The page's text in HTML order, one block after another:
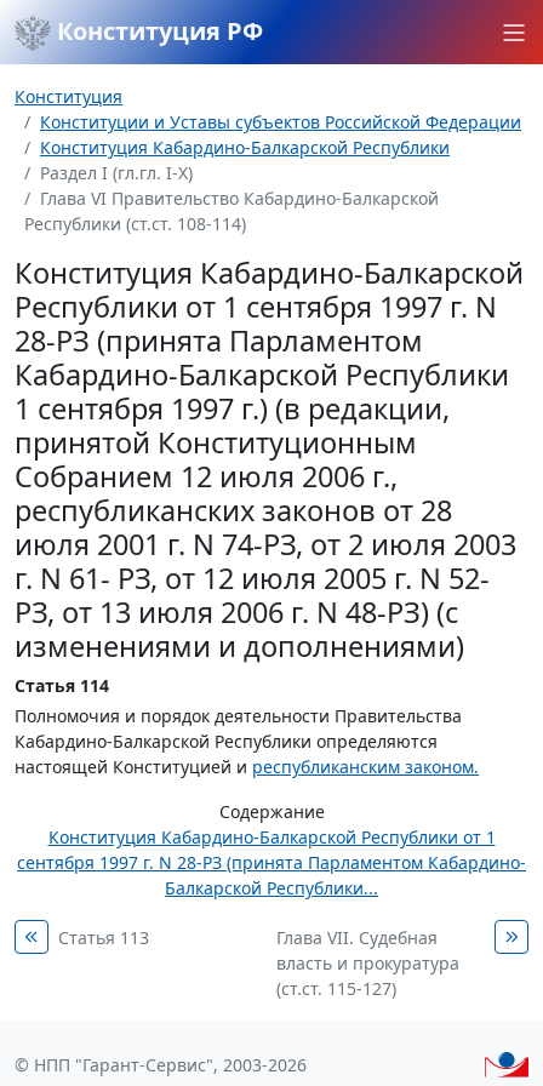
Конституция РФ
Конституция
Конституции и Уставы субъектов Российской Федерации
Конституция Кабардино-Балкарской Республики
Раздел I (гл.гл. I-X)
Глава VI Правительство Кабардино-Балкарской
Республики (ст.ст. 108-114)
Конституция Кабардино-Балкарской
Республики от 1 сентября 1997 г. N
28-РЗ (принята Парламентом
Кабардино-Балкарской Республики
1 сентября 1997 г.) (в редакции,
принятой Конституционным
Собранием 12 июля 2006 г.,
республиканских законов от 28
июля 2001 г. N 74-РЗ, от 2 июля 2003
г. N 61- РЗ, от 12 июля 2005 г. N 52-
РЗ, от 13 июля 2006 г. N 48-РЗ) (с
изменениями и дополнениями)
Статья 114
Полномочия и порядок деятельности Правительства
Кабардино-Балкарской Республики определяются
настоящей Конституцией и республиканским законом.
Содержание
Конституция Кабардино-Балкарской Республики от 1
сентября 1997 г. N 28-РЗ (принята Парламентом Кабардино-
Балкарской Республики...
Статья 113
Глава VII. Судебная
власть и прокуратура
(ст.ст. 115-127)
© НПП "Гарант-Сервис", 2003-2026